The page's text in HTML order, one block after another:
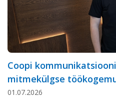
Coopi
mitmekülgse
01.07.2026